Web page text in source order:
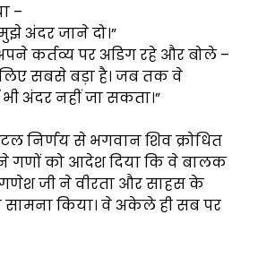
–
अंदर जाने दो।”
कर्तव्य पर अडिग रहे और बोले –
सबसे बड़ा है। जब तक वे
अंदर नहीं जा सकता।”
निर्णय से भगवान शिव क्रोधित
गणों को आदेश दिया कि वे बालक
जी ने वीरता और साहस के
किया। वे अकेले ही सब पर